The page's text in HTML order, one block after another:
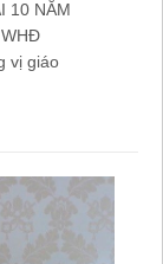
10 NĂM
vị giáo